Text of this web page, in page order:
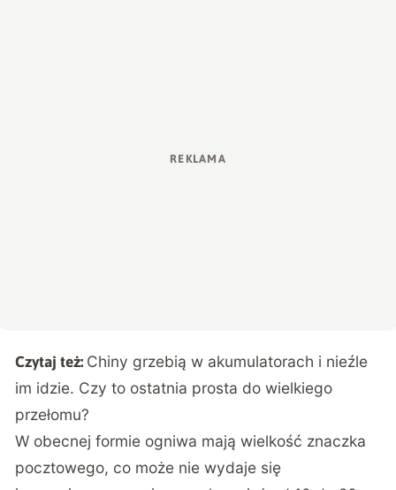
Czytaj też: Chiny grzebią w akumulatorach i nieźle
im idzie. Czy to ostatnia prosta do wielkiego
przełomu?
W obecnej formie ogniwa mają wielkość znaczka
pocztowego, co może nie wydaje się